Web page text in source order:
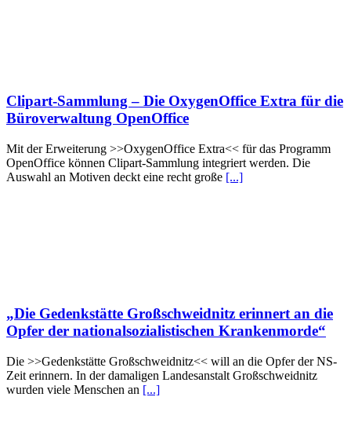
Clipart-Sammlung – Die OxygenOffice Extra für die
Büroverwaltung OpenOffice
Mit der Erweiterung >>OxygenOffice Extra<< für das Programm
OpenOffice können Clipart-Sammlung integriert werden. Die
Auswahl an Motiven deckt eine recht große [...]
„Die Gedenkstätte Großschweidnitz erinnert an die
Opfer der nationalsozialistischen Krankenmorde“
Die >>Gedenkstätte Großschweidnitz<< will an die Opfer der NS-
Zeit erinnern. In der damaligen Landesanstalt Großschweidnitz
wurden viele Menschen an [...]